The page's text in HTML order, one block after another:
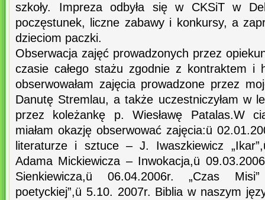
szkoły. Impreza odbyła się w CKSiT w
poczęstunek, liczne zabawy i konkursy, a
dzieciom paczki.
Obserwacja zajęć prowadzonych przez
czasie całego stażu zgodnie z kontraktem i
obserwowałam zajęcia prowadzone przez
Danutę Stremlau, a także uczestniczyłam w
przez koleżankę p. Wiesławę Patalas.W
miałam okazję obserwować zajęcia:ü
literaturze i sztuce – J. Iwaszkiewicz
Adama Mickiewicza – Inwokacja,ü
Sienkiewicza,ü 06.04.2006r. „Czas
poetyckiej”,ü 5.10. 2007r. Biblia w naszym